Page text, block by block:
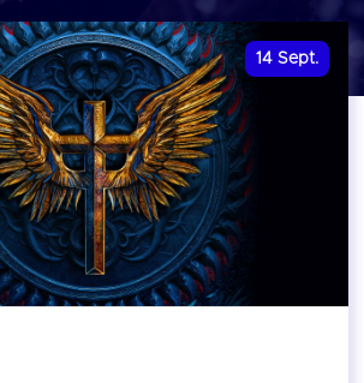
14 Sept.